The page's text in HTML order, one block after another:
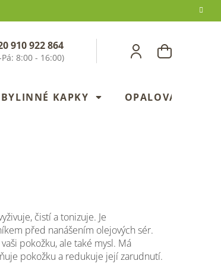
NÁKUPNÍ
910 922 864
BYLINNÉ KAPKY OPALOVANÍ
čistí a tonizuje. Je
před nanášením olejových sér.
pokožku, ale také mysl. Má
pokožku a redukuje její zarudnutí.